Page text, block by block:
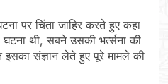
पर चिंता जाहिर करते हुए कहा
घटना थी, सबने उसकी भर्त्सना की
संज्ञान लेते हुए पूरे मामले की